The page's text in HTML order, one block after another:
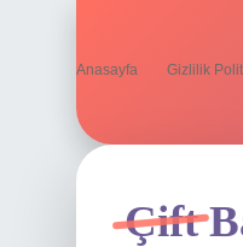
Anasayfa Gizlilik
Çift